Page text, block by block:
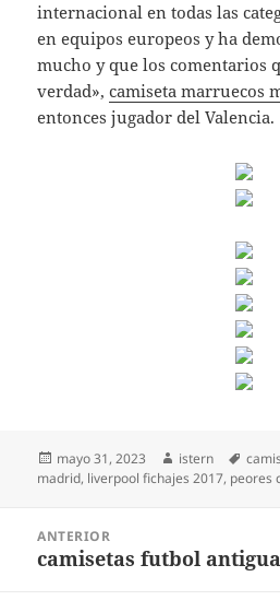
internacional en todas las
en equipos europeos y ha
mucho y que los comentarios
verdad»,camiseta marruecos
entonces jugador del Valencia.
Publicado
el
mayo 31, 2023 Autor
istern
madrid, liverpool fichajes 2017, peores
entradas
ANTERIOR
Entrada
camisetas futbol